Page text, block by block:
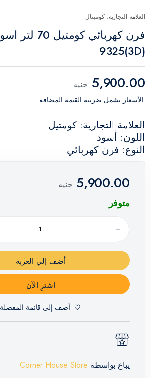
العلامة التجارية: كوميتال
9325(3D)
5,900.00 جنيه
.الأسعار تشمل ضريبة القيمة المضافة
العلامة التجارية: كومتيل
اللون: أسود
النوع: فرن كهربائي
5,900.00 جنيه
متوفر
أضف إلي العربة
اشترِ الآن
أضف إلي قائمة المفضلة
يباع بواسطة Corner House Store